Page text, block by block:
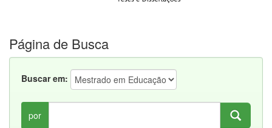
Página de Busca
Buscar em:
por